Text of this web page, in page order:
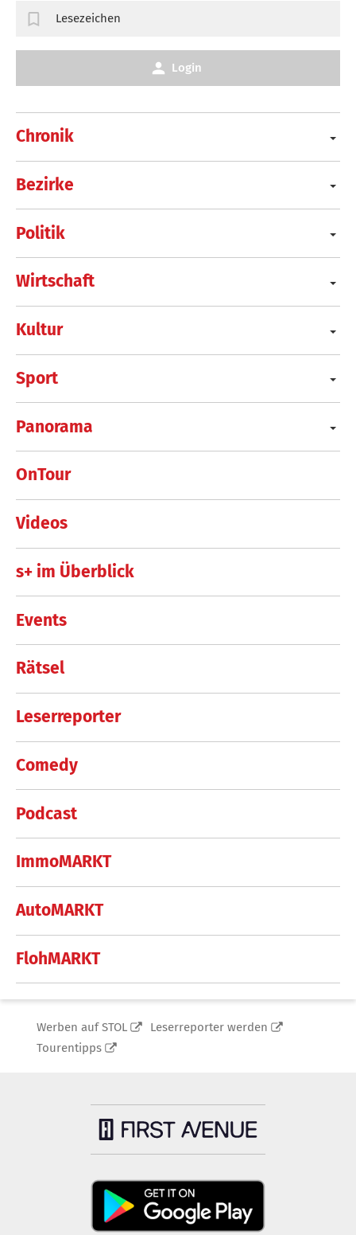
Chronik
Bezirke
Politik
Wirtschaft
Kultur
Sport
Panorama
OnTour
Videos
s+ im Überblick
Events
Rätsel
Leserreporter
Comedy
Podcast
ImmoMARKT
AutoMARKT
FlohMARKT
Lesezeichen
Login
Werben auf STOL
Leserreporter werden
Tourentipps